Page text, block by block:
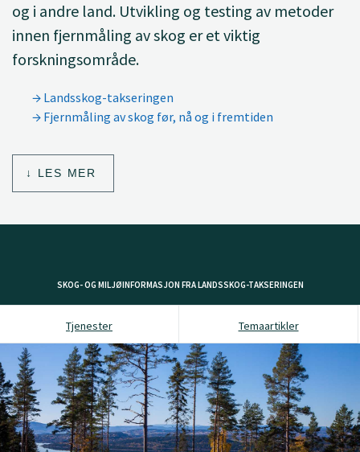
og i andre land. Utvikling og testing av metoder
innen fjernmåling av skog er et viktig
forskningsområde.
Landsskog-takseringen
Fjernmåling av skog før, nå og i fremtiden
LES MER
SKOG- OG MILJØINFORMASJON FRA LANDSSKOG-TAKSERINGEN
Tjenester Temaartikler